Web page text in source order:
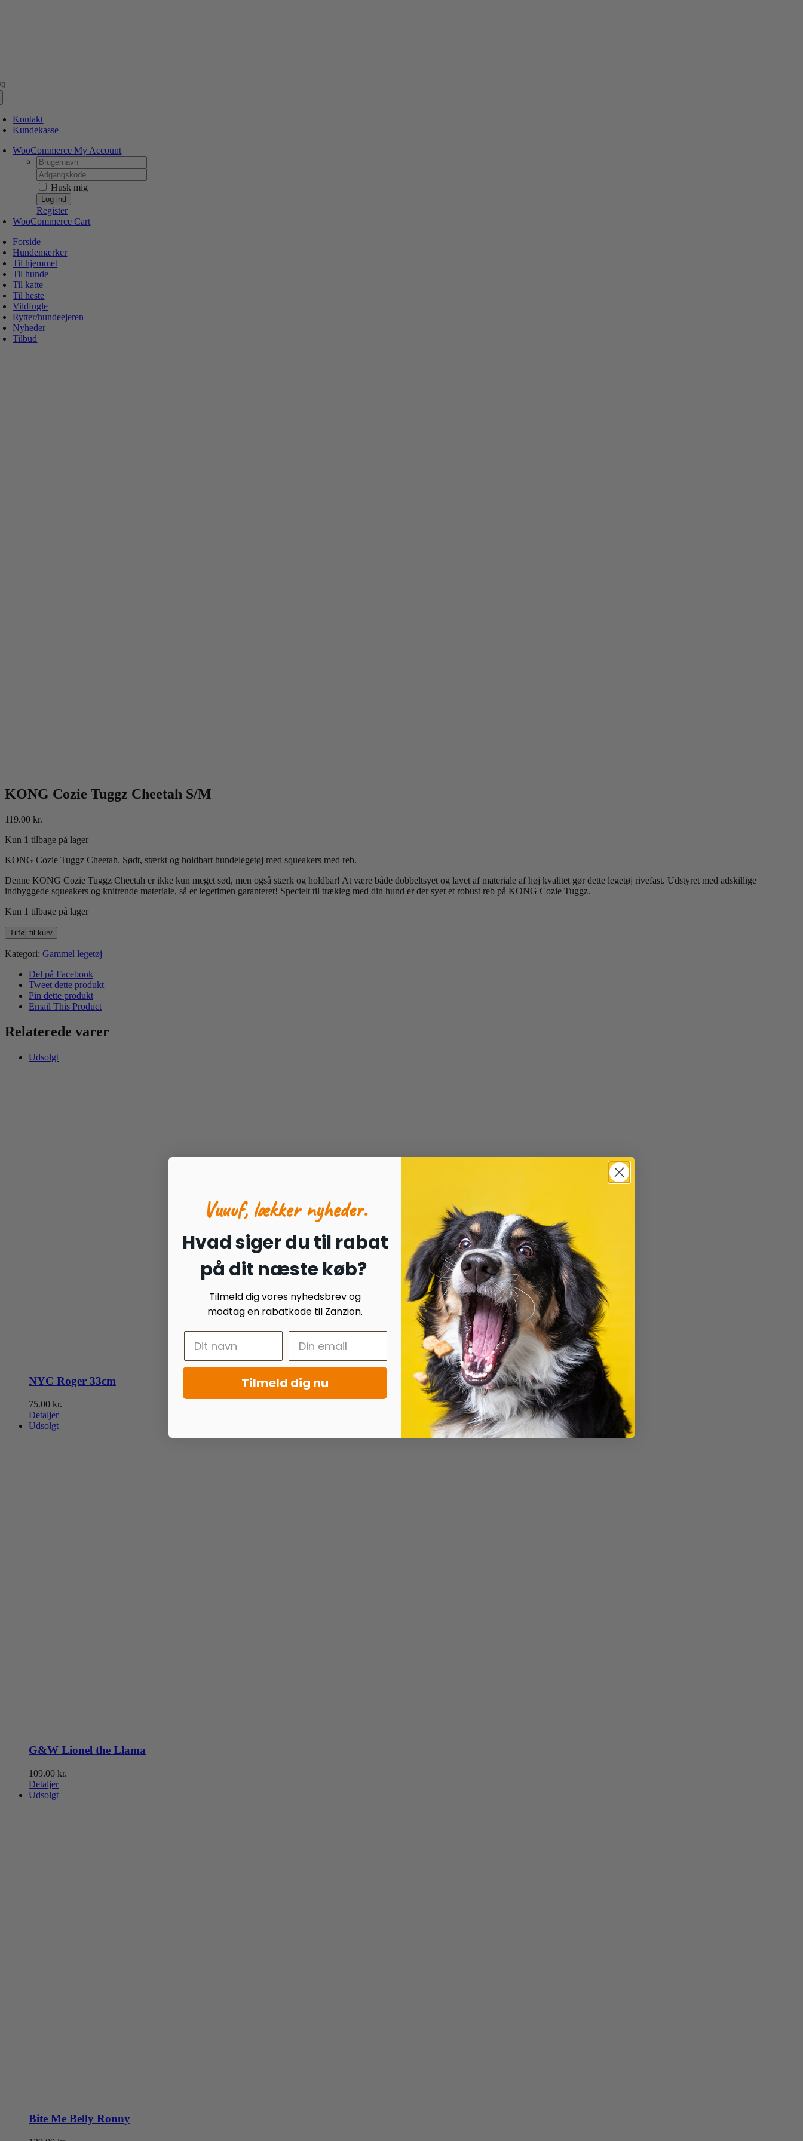
Kontakt
Kundekasse
WooCommerce My Account
Username:
Password:
Husk mig
Register
WooCommerce Cart
Forside
Hundemærker
Til hjemmet
Til hunde
Til katte
Til heste
Vildfugle
Rytter/hundeejeren
Nyheder
Tilbud
KONG Cozie Tuggz Cheetah S/M
119.00 kr.
Kun 1 tilbage på lager
KONG Cozie Tuggz Cheetah. Sødt, stærkt og holdbart hundelegetøj med squeakers med reb.
Denne KONG Cozie Tuggz Cheetah er ikke kun meget sød, men også stærk og holdbar! At være både dobbeltsyet og lavet af materiale af høj kvalitet gør dette legetøj rivefast. Udstyret med adskillige
indbyggede squeakers og knitrende materiale, så er legetimen garanteret! Specielt til trækleg med din hund er der syet et robust reb på KONG Cozie Tuggz.
Kun 1 tilbage på lager
KONG
Cozie
Tuggz
S/M
antal
Tilføj til kurv
Kategori: Gammel legetøj
Del på Facebook
Tweet dette produkt
Pin dette produkt
Email This Product
Relaterede varer
Udsolgt
NYC Roger 33cm
75.00 kr.
Detaljer
Udsolgt
G&W Lionel the Llama
109.00 kr.
Detaljer
Udsolgt
Bite Me Belly Ronny
Vuuuf, lækker nyheder.
Hvad siger du til rabat
på dit næste køb?
Tilmeld dig vores nyhedsbrev og
modtag en rabatkode til Zanzion.
Tilmeld dig nu